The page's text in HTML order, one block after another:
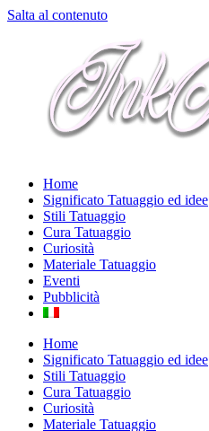
Salta al contenuto
Home
Significato Tatuaggio ed idee
Stili Tatuaggio
Cura Tatuaggio
Curiosità
Materiale Tatuaggio
Eventi
Pubblicità
Home
Significato Tatuaggio ed idee
Stili Tatuaggio
Cura Tatuaggio
Curiosità
Materiale Tatuaggio